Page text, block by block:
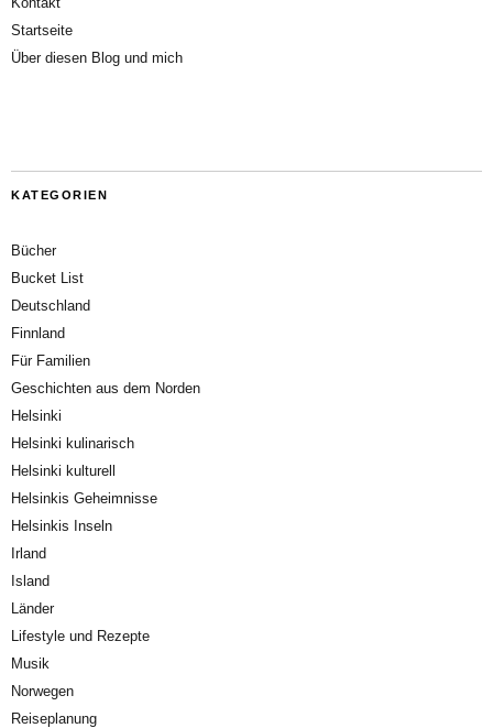
Startseite
Über diesen Blog und mich
KATEGORIEN
Bücher
Bucket List
Deutschland
Finnland
Für Familien
Geschichten aus dem Norden
Helsinki
Helsinki kulinarisch
Helsinki kulturell
Helsinkis Geheimnisse
Helsinkis Inseln
Irland
Island
Länder
Lifestyle und Rezepte
Musik
Norwegen
Reiseplanung